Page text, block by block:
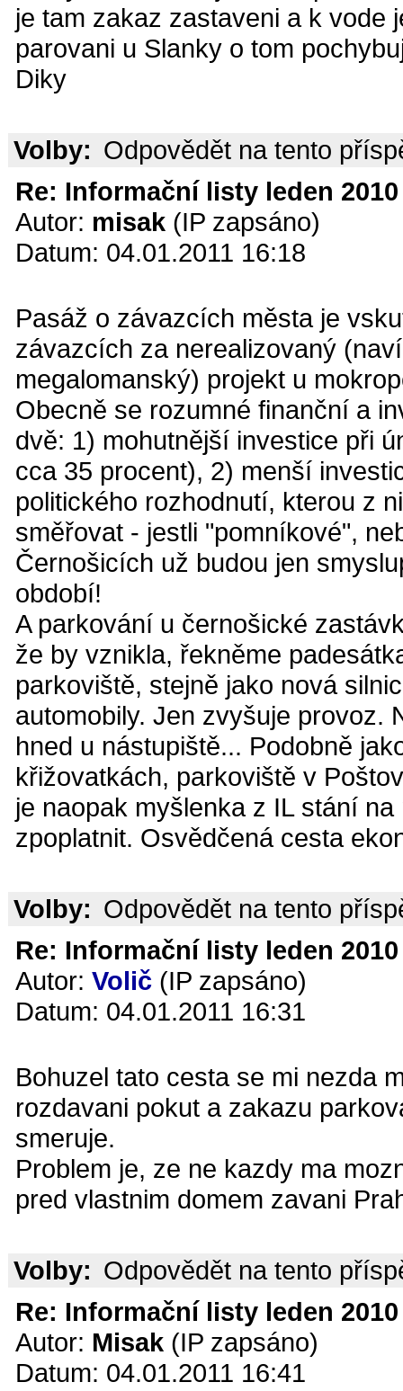
je tam zakaz zastaveni a k vode
parovani u Slanky o tom
Diky
Volby: Odpovědět na tento
Re: Informační listy leden
Autor: misak (IP zapsáno)
Datum: 04.01.2011 16:18
Pasáž o závazcích města je
závazcích za nerealizovaný
megalomanský) projekt u
Obecně se rozumné finanční a
dvě: 1) mohutnější investice při
cca 35 procent), 2) menší
politického rozhodnutí, kterou z
směřovat - jestli "pomníkové",
Černošicích už budou jen
období!
A parkování u černošické
že by vznikla, řekněme
parkoviště, stejně jako nová
automobily. Jen zvyšuje provoz.
hned u nástupiště... Podobně
křižovatkách, parkoviště v
je naopak myšlenka z IL stání
zpoplatnit. Osvědčená cesta
Volby: Odpovědět na tento
Re: Informační listy leden
Autor: Volič (IP zapsáno)
Datum: 04.01.2011 16:31
Bohuzel tato cesta se mi nezda
rozdavani pokut a zakazu
smeruje.
Problem je, ze ne kazdy ma
pred vlastnim domem zavani
Volby: Odpovědět na tento
Re: Informační listy leden
Autor: Misak (IP zapsáno)
Datum: 04.01.2011 16:41